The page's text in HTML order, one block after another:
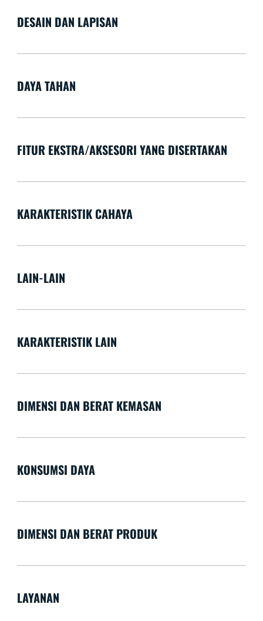
DESAIN DAN LAPISAN
DAYA TAHAN
FITUR EKSTRA/AKSESORI YANG DISERTAKAN
KARAKTERISTIK CAHAYA
LAIN-LAIN
KARAKTERISTIK LAIN
DIMENSI DAN BERAT KEMASAN
KONSUMSI DAYA
DIMENSI DAN BERAT PRODUK
LAYANAN